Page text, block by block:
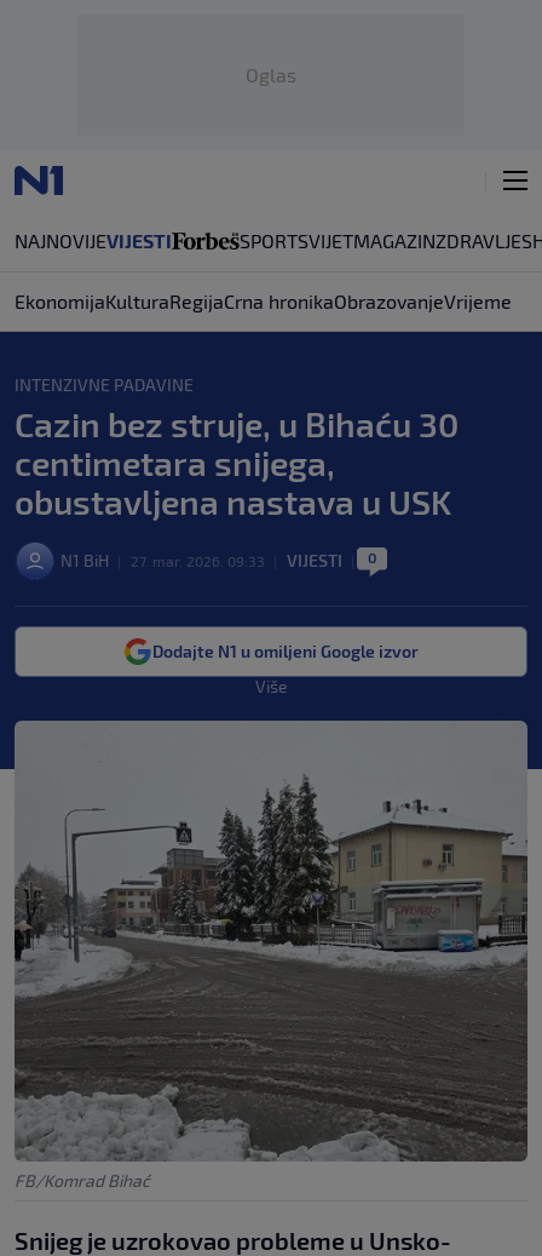
Oglas
NAJNOVIJEVIJESTI SPORTSVIJETMAGAZINZDRAVLJE
EkonomijaKulturaRegijaCrna hronikaObrazovanjeVrijeme
INTENZIVNE PADAVINE
Cazin bez struje, u Bihaću 30
centimetara snijega,
obustavljena nastava u USK
N1 BiH 27. mar. 2026. 09:33 VIJESTI 0
Dodajte N1 u omiljeni Google izvor
Više
FB/Komrad Bihać
Snijeg je uzrokovao probleme u Unsko-